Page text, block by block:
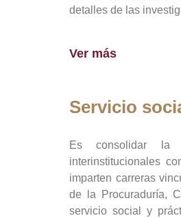
detalles de las
Ver más
Servicio
Es consolidar la
interinstitucionales
imparten carreras
de la Procuraduría,
servicio social y